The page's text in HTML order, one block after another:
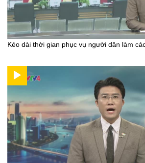
Kéo dài thời gian phục vụ người dân làm